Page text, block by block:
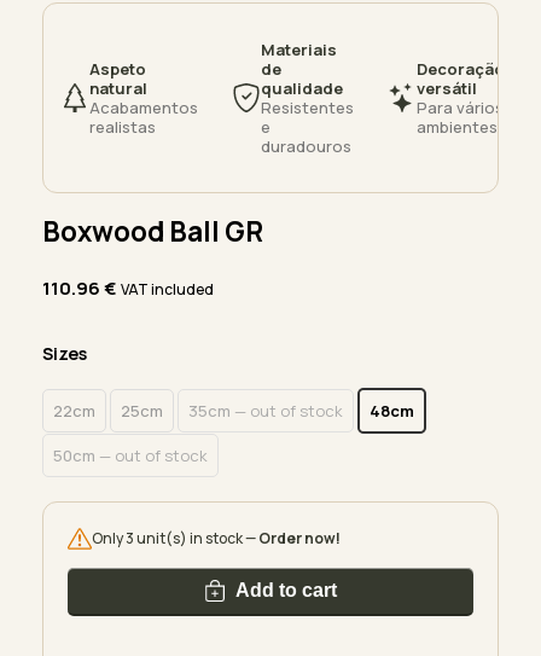
Aspeto
natural
Acabamentos
realistas
Materiais
de
qualidade
Resistentes
e
duradouros
Decoração
versátil
Para vários
ambientes
Boxwood Ball GR
110.96€ VAT included
Sizes
22cm 25cm 35cm — out of stock 48cm
50cm — out of stock
Only 3 unit(s) in stock —Order now!
Add to cart